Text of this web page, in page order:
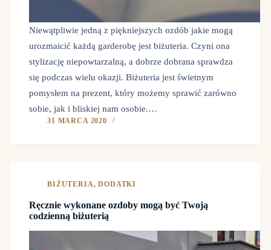
Niewątpliwie jedną z piękniejszych ozdób jakie mogą
urozmaicić każdą garderobę jest biżuteria. Czyni ona
stylizację niepowtarzalną, a dobrze dobrana sprawdza
się podczas wielu okazji. Biżuteria jest świetnym
pomysłem na prezent, który możemy sprawić zarówno
sobie, jak i bliskiej nam osobie.…
31 MARCA 2020
BIŻUTERIA,DODATKI
Ręcznie wykonane ozdoby mogą być Twoją
codzienną biżuterią